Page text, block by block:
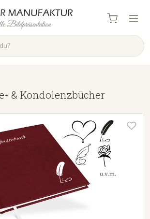
& Kondolenzbücher